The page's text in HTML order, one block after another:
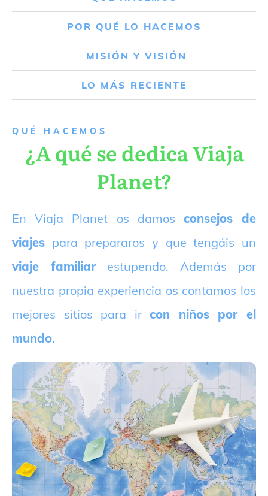
POR QUÉ LO HACEMOS
MISIÓN Y VISIÓN
LO MÁS RECIENTE
QUÉ HACEMOS
¿A qué se dedica Viaja
Planet?
En Viaja Planet os damos consejos de
viajes para prepararos y que tengáis un
viaje familiarestupendo. Además por
nuestra propia experiencia os contamos los
mejores sitios para ircon niños por el
mundo.